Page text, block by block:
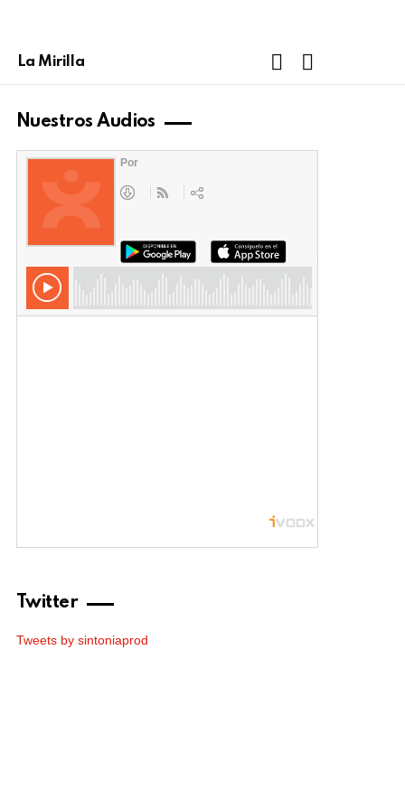
La Mirilla
FOLLOW
Nuestros Audios
Twitter
Tweets by sintoniaprod